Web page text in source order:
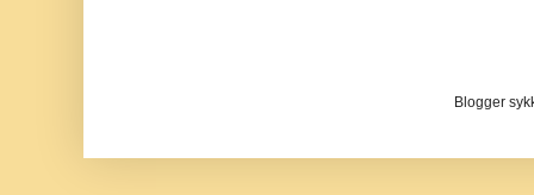
Blogger